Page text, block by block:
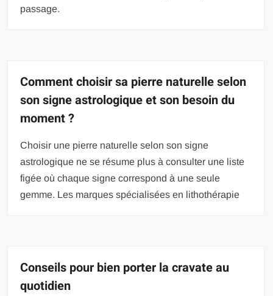
passage.
Comment choisir sa pierre naturelle selon
son signe astrologique et son besoin du
moment ?
Choisir une pierre naturelle selon son signe
astrologique ne se résume plus à consulter une liste
figée où chaque signe correspond à une seule
gemme. Les marques spécialisées en lithothérapie
Conseils pour bien porter la cravate au
quotidien